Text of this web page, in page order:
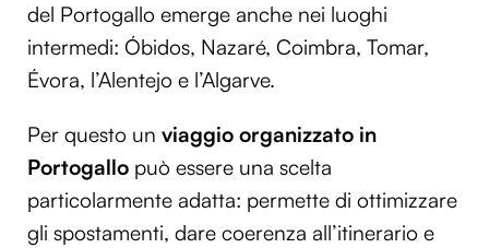
del Portogallo emerge anche nei luoghi
intermedi: Óbidos, Nazaré, Coimbra, Tomar,
Évora, l’Alentejo e l’Algarve.
Per questo un viaggio organizzato in
Portogallo può essere una scelta
particolarmente adatta: permette di ottimizzare
gli spostamenti, dare coerenza all’itinerario e